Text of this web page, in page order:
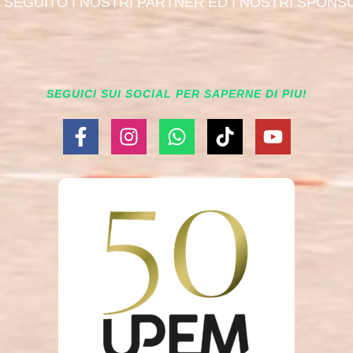
SEGUICI SUI SOCIAL PER SAPERNE DI PIU!